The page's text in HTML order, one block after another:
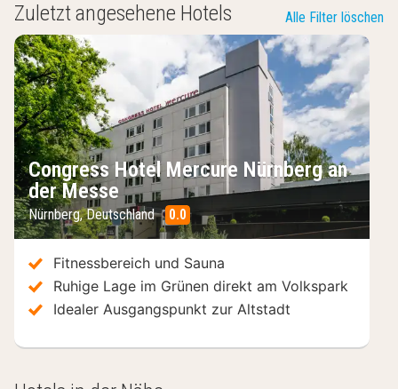
Zuletzt angesehene Hotels Alle Filter löschen
Congress Hotel Mercure Nürnberg an
der Messe
Nürnberg,Deutschland 0.0
/10
Fitnessbereich und Sauna
Ruhige Lage im Grünen direkt am Volkspark
Idealer Ausgangspunkt zur Altstadt